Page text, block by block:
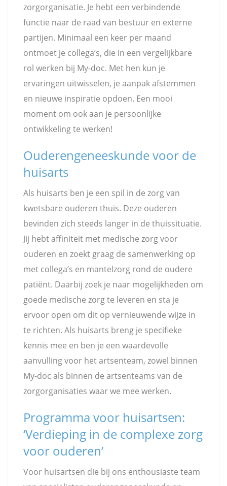
zorgorganisatie. Je hebt een verbindende
functie naar de raad van bestuur en externe
partijen. Minimaal een keer per maand
ontmoet je collega’s, die in een vergelijkbare
rol werken bij My-doc. Met hen kun je
ervaringen uitwisselen, je aanpak afstemmen
en nieuwe inspiratie opdoen. Een mooi
moment om ook aan je persoonlijke
ontwikkeling te werken!
Ouderengeneeskunde voor de
huisarts
Als huisarts ben je een spil in de zorg van
kwetsbare ouderen thuis. Deze ouderen
bevinden zich steeds langer in de thuissituatie.
Jij hebt affiniteit met medische zorg voor
ouderen en zoekt graag de samenwerking op
met collega’s en mantelzorg rond de oudere
patiënt. Daarbij zoek je naar mogelijkheden om
goede medische zorg te leveren en sta je
ervoor open om dit op vernieuwende wijze in
te richten. Als huisarts breng je specifieke
kennis mee en ben je een waardevolle
aanvulling voor het artsenteam, zowel binnen
My-doc als binnen de artsenteams van de
zorgorganisaties waar we mee werken.
Programma voor huisartsen:
‘Verdieping in de complexe zorg
voor ouderen’
Voor huisartsen die bij ons enthousiaste team